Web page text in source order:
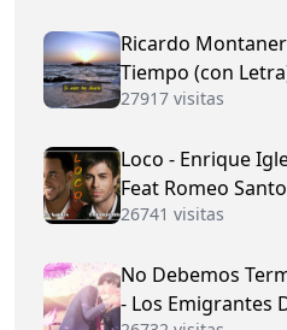
Ricardo
Tiempo (con
27917 visitas
Loco - Enrique
Feat Romeo
(con Letra)
26741 visitas
No Debemos
- Los Emigrantes